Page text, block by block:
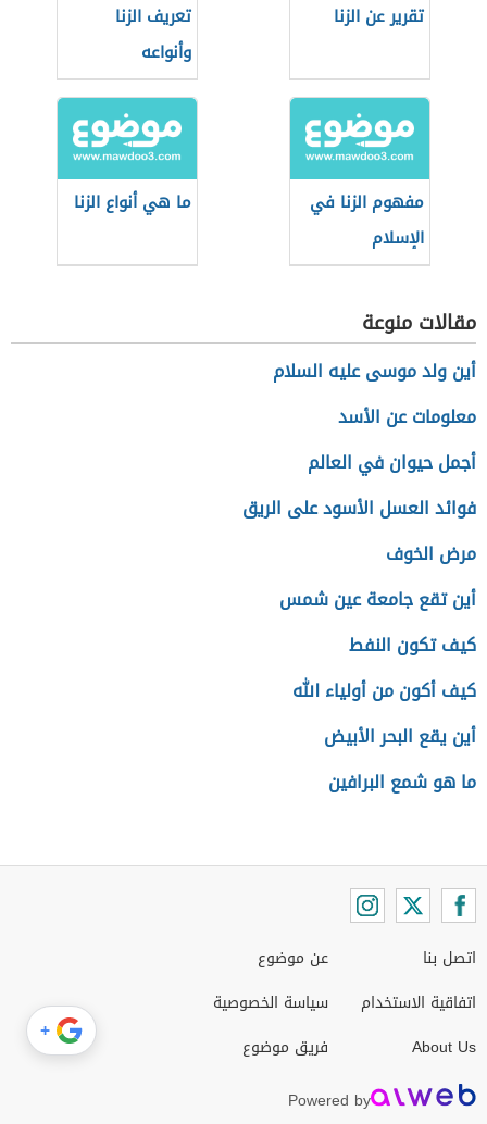
تقرير عن الزنا
تعريف الزنا
وأنواعه
مفهوم الزنا في
الإسلام
ما هي أنواع الزنا
مقالات منوعة
أين ولد موسى عليه السلام
معلومات عن الأسد
أجمل حيوان في العالم
فوائد العسل الأسود على الريق
مرض الخوف
أين تقع جامعة عين شمس
كيف تكون النفط
كيف أكون من أولياء الله
أين يقع البحر الأبيض
ما هو شمع البرافين
اتصل بنا
اتفاقية الاستخدام
About Us
عن موضوع
سياسة الخصوصية
فريق موضوع
Powered by
+